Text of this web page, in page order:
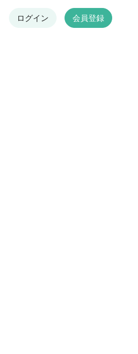
ログイン 会員登録